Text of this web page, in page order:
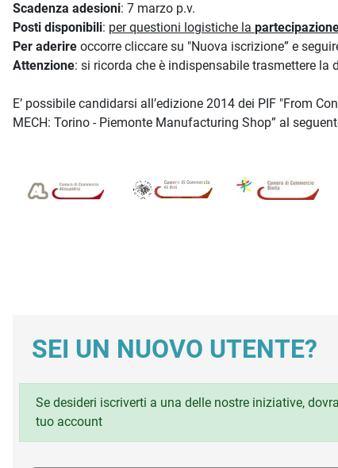
Scadenza adesioni: 7 marzo p.v.
Posti disponibili: per questioni logistiche la
Per aderire occorre cliccare su "Nuova iscrizione” e
Attenzione: si ricorda che è indispensabile trasmettere
E’ possibile candidarsi all’edizione 2014 dei PIF "From
MECH: Torino - Piemonte Manufacturing Shop” al
SEI UN NUOVO UTENTE?
Se desideri iscriverti a una delle nostre iniziative,
tuo account